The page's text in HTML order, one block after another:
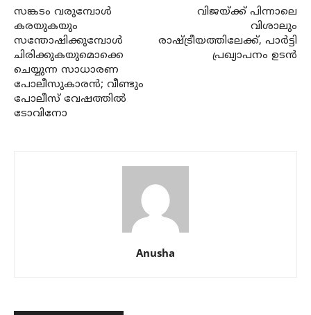
സങ്കടം വരുമ്പോള്‍
കരയുകയും
സന്തോഷിക്കുമ്പോള്‍
ചിരിക്കുകയുമൊക്കെ
ചെയ്യുന്ന സാധാരണ
പോലീസുകാരന്‍; വീണ്ടും
പോലീസ് വേഷത്തില്‍
ടോവിനോ
വിജയ്ക്ക് പിന്നാലെ
വിശാലും
രാഷ്ട്രീയത്തിലേക്ക്, പാര്‍ട്ടി
പ്രഖ്യാപനം ഉടന്‍
Anusha